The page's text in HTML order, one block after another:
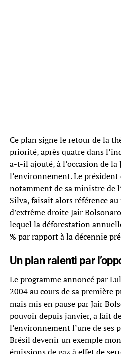
Ce plan signe le retour de la
priorité, après quatre dans
a-t-il ajouté, à l’occasion de la
l’environnement. Le président
notamment de sa ministre de
Silva, faisait alors référence
d’extrême droite Jair
lequel la déforestation
% par rapport à la décennie
Un plan ralenti par
Le programme annoncé par
2004 au cours de sa première
mais mis en pause par Jair
pouvoir depuis janvier, a fait
l’environnement l’une de
Brésil devenir un exemple